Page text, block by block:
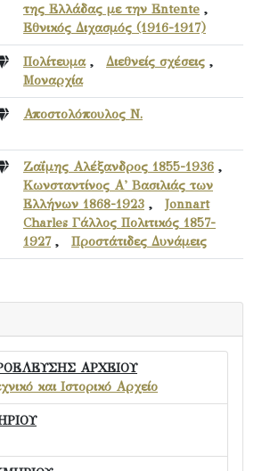
της Ελλάδας με την Entente ,
Εθνικός Διχασμός (1916-1917)
Πολίτευμα, Διεθνείς σχέσεις ,
Μοναρχία
Αποστολόπουλος Ν.
Ζαΐμης Αλέξανδρος 1855-1936 ,
Κωνσταντίνος Α' Βασιλιάς των
Ελλήνων 1868-1923 , Jonnart
Charles Γάλλος Πολιτικός 1857-
1927, Προστάτιδες Δυνάμεις
ΑΡΧΕΙΟΥ
και Ιστορικό Αρχείο